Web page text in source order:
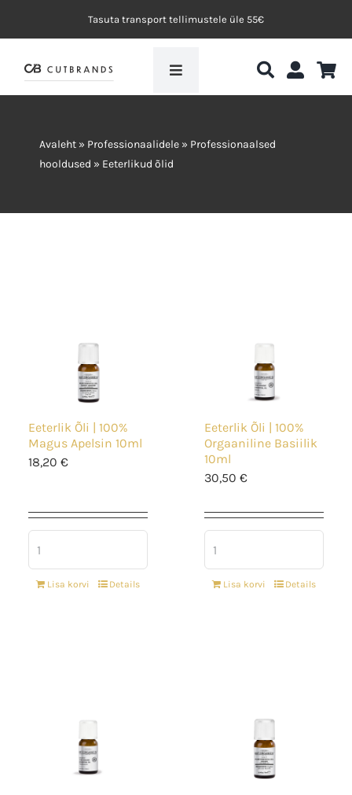
Tasuta transport tellimustele üle 55€
Toggle
Navigation
My.Organics
Efektvärvid
Avaleht» Professionaalidele» Professionaalsed
hooldused » Eeterlikud õlid
Eeterlik Õli | 100%
Magus Apelsin 10ml
18,20 €
Lisa korvi Details
Eeterlik Õli | 100%
Orgaaniline Basiilik
10ml
30,50 €
Lisa korvi Details